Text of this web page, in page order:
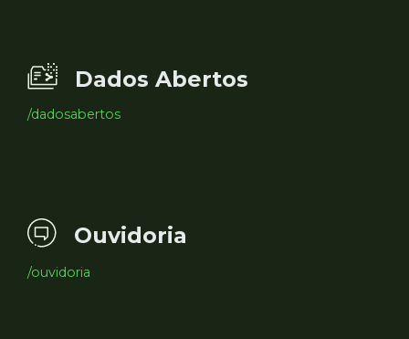
Dados Abertos
/dadosabertos
Ouvidoria
/ouvidoria